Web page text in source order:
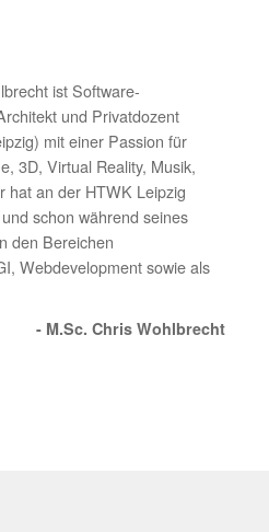
ist Software-
und Privatdozent
mit einer Passion für
3D, Virtual Reality, Musik,
hat an der HTWK Leipzig
schon während seines
den Bereichen
Webdevelopment sowie als
- M.Sc. Chris Wohlbrecht